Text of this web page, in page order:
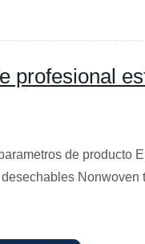
profesional
de producto
Nonwoven